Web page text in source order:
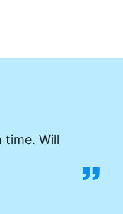
time. Will